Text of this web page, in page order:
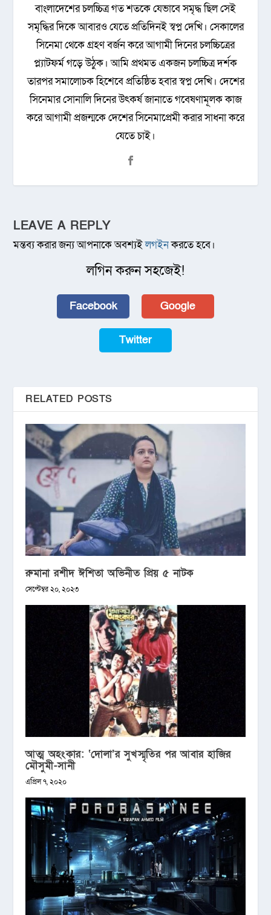
বাংলাদেশের চলচ্চিত্র গত শতকে যেভাবে সমৃদ্ধ ছিল সেই
সমৃদ্ধির দিকে আবারও যেতে প্রতিদিনই স্বপ্ন দেখি। সেকালের
সিনেমা থেকে গ্রহণ বর্জন করে আগামী দিনের চলচ্চিত্রের
প্ল্যাটফর্ম গড়ে উঠুক। আমি প্রথমত একজন চলচ্চিত্র দর্শক
তারপর সমালোচক হিশেবে প্রতিষ্ঠিত হবার স্বপ্ন দেখি। দেশের
সিনেমার সোনালি দিনের উৎকর্ষ জানাতে গবেষণামূলক কাজ
করে আগামী প্রজন্মকে দেশের সিনেমাপ্রেমী করার সাধনা করে
যেতে চাই।
LEAVE A REPLY
মন্তব্য করার জন্য আপনাকে অবশ্যইলগইনকরতে হবে।
লগিন করুন সহজেই!
Facebook Google
Twitter
RELATED POSTS
রুমানা রশীদ ঈশিতা অভিনীত প্রিয় ৫ নাটক
সেপ্টেম্বর ২০, ২০২৩
আত্ম অহংকার: ‘দোলা’র সুখস্মৃতির পর আবার হাজির
মৌসুমী-সানী
এপ্রিল ৭, ২০২০